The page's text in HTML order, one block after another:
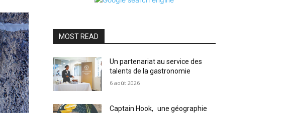
MOST READ
Un partenariat au service des
talents de la gastronomie
6 août 2026
Captain Hook, une géographie